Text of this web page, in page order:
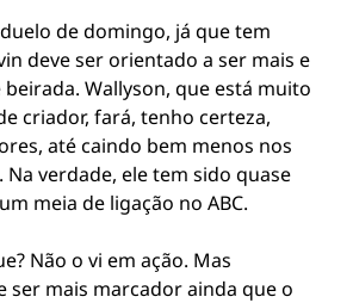
de domingo, já que tem
deve ser orientado a ser mais e
Wallyson, que está muito
criador, fará, tenho certeza,
até caindo bem menos nos
Na verdade, ele tem sido quase
meia de ligação no ABC.
Não o vi em ação. Mas
ser mais marcador ainda que o